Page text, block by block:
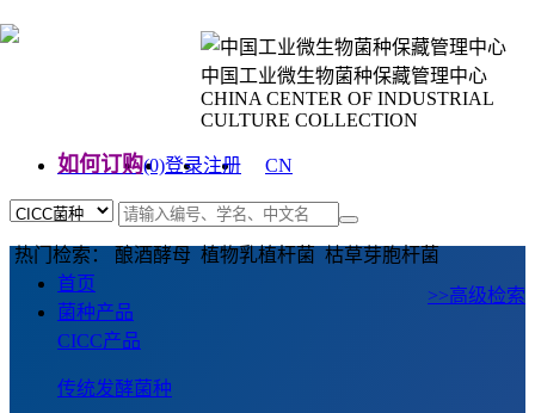
中国工业微生物菌种保藏管理中心
CHINA CENTER OF INDUSTRIAL
CULTURE COLLECTION
如何订购(0)登录注册
CN
热门检索： 酿酒酵母 植物乳植杆菌 枯草芽胞杆菌
>>高级检索
首页
菌种产品
CICC产品
传统发酵菌种